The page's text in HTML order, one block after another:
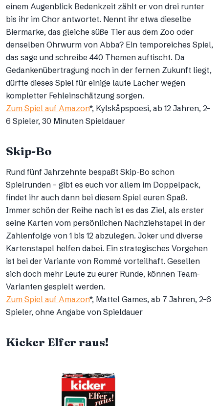
einem Augenblick Bedenkzeit zählt er von drei runter
bis ihr im Chor antwortet. Nennt ihr etwa dieselbe
Biermarke, das gleiche süße Tier aus dem Zoo oder
denselben Ohrwurm von Abba? Ein temporeiches Spiel,
das sage und schreibe 440 Themen auftischt. Da
Gedankenübertragung noch in der fernen Zukunft liegt,
dürfte dieses Spiel für einige laute Lacher wegen
kompletter Fehleinschätzung sorgen.
Zum Spiel auf Amazon*, Kylskåpspoesi, ab 12 Jahren, 2-
6 Spieler, 30 Minuten Spieldauer
Skip-Bo
Rund fünf Jahrzehnte bespaßt Skip-Bo schon
Spielrunden – gibt es euch vor allem im Doppelpack,
findet ihr auch dann bei diesem Spiel euren Spaß.
Immer schön der Reihe nach ist es das Ziel, als erster
seine Karten vom persönlichen Nachziehstapel in der
Zahlenfolge von 1 bis 12 abzulegen. Joker und diverse
Kartenstapel helfen dabei. Ein strategisches Vorgehen
ist bei der Variante von Rommé vorteilhaft. Gesellen
sich doch mehr Leute zu eurer Runde, können Team-
Varianten gespielt werden.
Zum Spiel auf Amazon*, Mattel Games, ab 7 Jahren, 2-6
Spieler, ohne Angabe von Spieldauer
Kicker Elfer raus!